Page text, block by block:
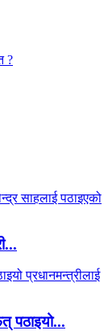
?
पठाइयो...